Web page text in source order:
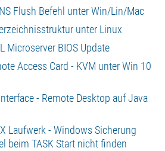
Flush Befehl unter Win/Lin/Mac
unter Linux
Microserver BIOS Update
Access Card - KVM unter Win 10
- Remote Desktop auf Java
Laufwerk - Windows Sicherung
beim TASK Start nicht finden